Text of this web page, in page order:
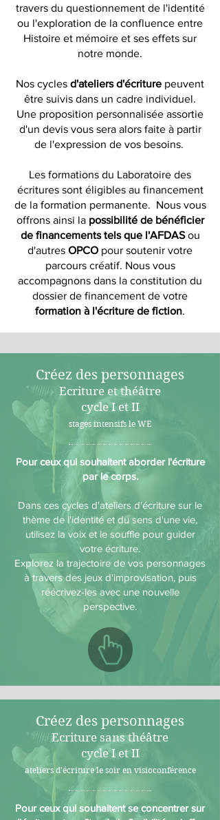
travers du questionnement de l'identité
ou l'exploration de la confluence entre
Histoire et mémoire et ses effets sur
notre monde.
Nos cycles d'ateliers d'écriture peuvent
être suivis dans un cadre individuel.
Une proposition personnalisée assortie
d'un devis vous sera alors faite à partir
de l'expression de vos besoins.
Les formations du Laboratoire des
écritures sont éligibles au financement
de la formation permanente. Nous vous
offrons ainsi la possibilité de bénéficier
de financements tels que l'AFDASou
d'autres OPCO pour soutenir votre
parcours créatif. Nous vous
accompagnons dans la constitution du
dossier de financement de votre
formation à l'écriture de fiction.
Créez des personnages
Ecriture et théâtre
cycle I et II
stages intensifs le WE
Pour ceux qui souhaitent aborder l'écriture
par le corps.
Dans ces cycles d'ateliers d'écriture sur le
thème de l'identité et du sens d'une vie,
utilisez la voix et le souffle pour guider
votre écriture.
Explorez la trajectoire de vos personnages
à travers des jeux d'improvisation, puis
réécrivez-les avec une nouvelle
perspective.
Créez des personnages
Ecriture sans théâtre
cycle I et II
ateliers d'écriture le soir en visioconférence
Pour ceux qui souhaitent se concentrer sur